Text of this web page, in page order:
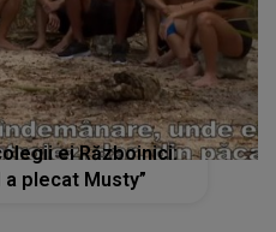
ei Războinici:
plecat Musty”